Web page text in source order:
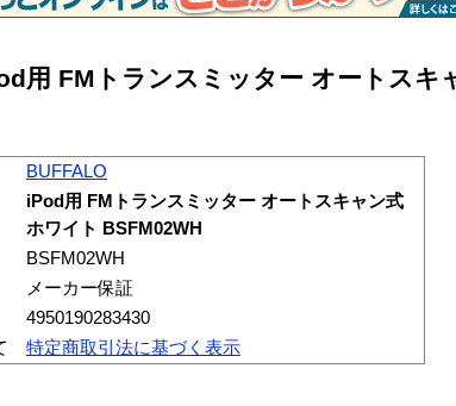
用 FMトランスミッター オートスキ
BUFFALO
iPod用 FMトランスミッター オートスキャン式
ホワイト BSFM02WH
BSFM02WH
メーカー保証
4950190283430
特定商取引法に基づく表示